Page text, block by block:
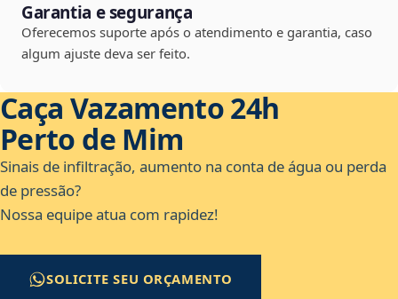
Garantia e segurança
Oferecemos suporte após o atendimento e garantia, caso
algum ajuste deva ser feito.
Caça Vazamento 24h
Perto de Mim
Sinais de infiltração, aumento na conta de água ou perda
de pressão?
Nossa equipe atua com rapidez!
SOLICITE SEU ORÇAMENTO